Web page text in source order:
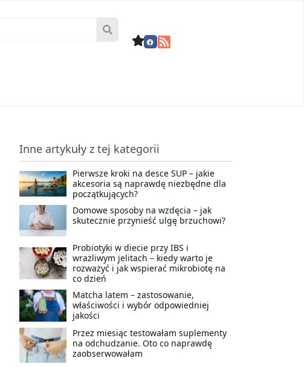
Inne artykuły z tej kategorii
Pierwsze kroki na desce SUP – jakie
akcesoria są naprawdę niezbędne dla
początkujących?
Domowe sposoby na wzdęcia – jak
skutecznie przynieść ulgę brzuchowi?
Probiotyki w diecie przy IBS i
wrażliwym jelitach – kiedy warto je
rozważyć i jak wspierać mikrobiotę na
co dzień
Matcha latem – zastosowanie,
właściwości i wybór odpowiedniej
jakości
Przez miesiąc testowałam suplementy
na odchudzanie. Oto co naprawdę
zaobserwowałam